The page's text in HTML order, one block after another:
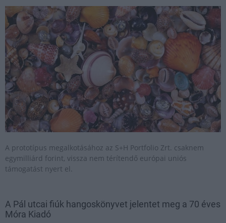
A prototípus megalkotásához az S+H Portfolio Zrt. csaknem
egymilliárd forint, vissza nem térítendő európai uniós
támogatást nyert el.
A Pál utcai fiúk hangoskönyvet jelentet meg a 70 éves
Móra Kiadó